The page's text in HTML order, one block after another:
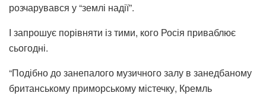
розчарувався у “землі надії”.
І запрошує порівняти із тими, кого Росія приваблює
сьогодні.
“Подібно до занепалого музичного залу в занедбаному
британському приморському містечку, Кремль